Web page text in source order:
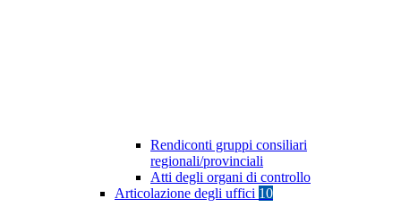
Rendiconti gruppi consiliari
regionali/provinciali
Atti degli organi di controllo
Articolazione degli uffici 10